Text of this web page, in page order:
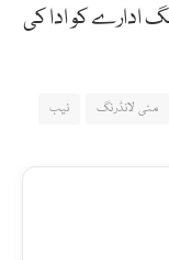
ادارے کو ادا کی
منی لانڈرنگ نیب